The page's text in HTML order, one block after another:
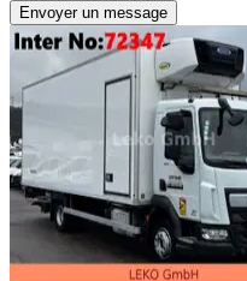
Envoyer un message